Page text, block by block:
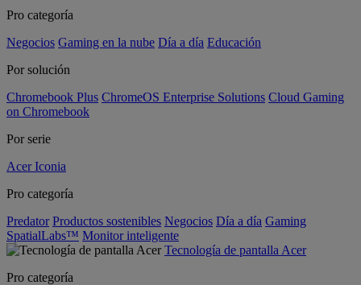
Pro categoría
Negocios Gaming en la nube Día a día Educación
Por solución
Chromebook Plus ChromeOS Enterprise Solutions Cloud Gaming
on Chromebook
Por serie
Acer Iconia
Pro categoría
Predator Productos sostenibles Negocios Día a día Gaming
SpatialLabs™ Monitor inteligente
Tecnología de pantalla Acer
Pro categoría